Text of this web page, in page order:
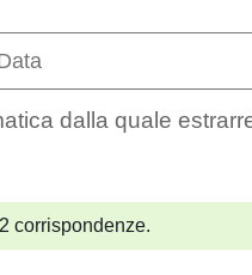
dalla quale
corrispondenze.